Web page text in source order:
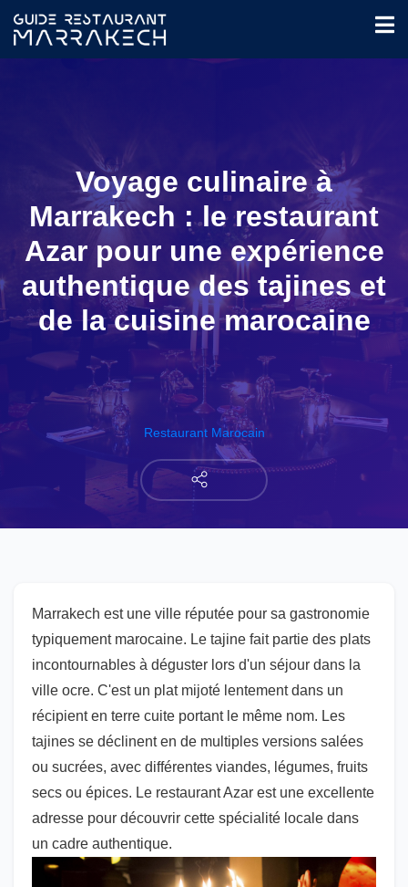
Voyage culinaire à
Marrakech : le restaurant
Azar pour une expérience
authentique des tajines et
de la cuisine marocaine
Restaurant Marocain
Marrakech est une ville réputée pour sa gastronomie
typiquement marocaine. Le tajine fait partie des plats
incontournables à déguster lors d'un séjour dans la
ville ocre. C'est un plat mijoté lentement dans un
récipient en terre cuite portant le même nom. Les
tajines se déclinent en de multiples versions salées
ou sucrées, avec différentes viandes, légumes, fruits
secs ou épices. Le restaurant Azar est une excellente
adresse pour découvrir cette spécialité locale dans
un cadre authentique.